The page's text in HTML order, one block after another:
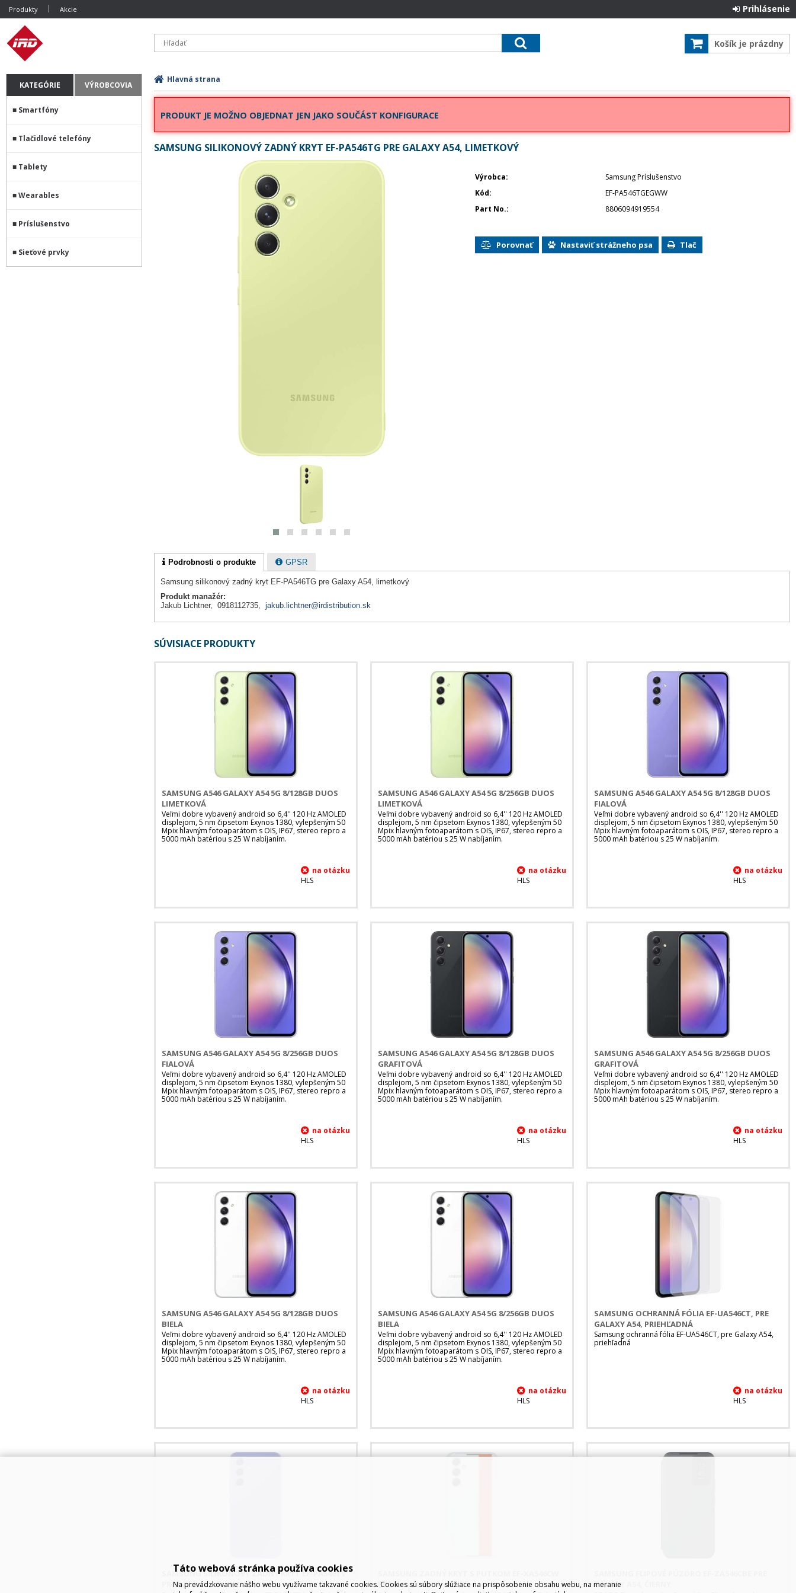
Produkty Akcie Prihlásenie
Košík je prázdny
KATEGÓRIE VÝROBCOVIA
Smartfóny
Tlačidlové telefóny
Tablety
Wearables
Príslušenstvo
Sieťové prvky
Hlavná strana
PRODUKT JE MOŽNO OBJEDNAT JEN JAKO SOUČÁST KONFIGURACE
SAMSUNG SILIKONOVÝ ZADNÝ KRYT EF-PA546TG PRE GALAXY A54, LIMETKOVÝ
Výrobca
Samsung Príslušenstvo
Kód
EF-PA546TGEGWW
Part No.
8806094919554
Porovnať Nastaviť strážneho psa Tlač
Podrobnosti o produkte GPSR
Samsung silikonový zadný kryt EF-PA546TG pre Galaxy A54, limetkový
Produkt manažér:
Jakub Lichtner, 0918112735, jakub.lichtner@irdistribution.sk
SÚVISIACE PRODUKTY
SAMSUNG A546 GALAXY A54 5G 8/128GB DUOS
LIMETKOVÁ
Veľmi dobre vybavený android so 6,4'' 120 Hz AMOLED
displejom, 5 nm čipsetom Exynos 1380, vylepšeným 50
Mpix hlavným fotoaparátom s OIS, IP67, stereo repro a
5000 mAh batériou s 25 W nabíjaním.
HLS
SAMSUNG A546 GALAXY A54 5G 8/256GB DUOS
LIMETKOVÁ
Veľmi dobre vybavený android so 6,4'' 120 Hz AMOLED
displejom, 5 nm čipsetom Exynos 1380, vylepšeným 50
Mpix hlavným fotoaparátom s OIS, IP67, stereo repro a
5000 mAh batériou s 25 W nabíjaním.
HLS
SAMSUNG A546 GALAXY A54 5G 8/128GB DUOS
FIALOVÁ
Veľmi dobre vybavený android so 6,4'' 120 Hz AMOLED
displejom, 5 nm čipsetom Exynos 1380, vylepšeným 50
Mpix hlavným fotoaparátom s OIS, IP67, stereo repro a
5000 mAh batériou s 25 W nabíjaním.
HLS
SAMSUNG A546 GALAXY A54 5G 8/256GB DUOS
FIALOVÁ
Veľmi dobre vybavený android so 6,4'' 120 Hz AMOLED
displejom, 5 nm čipsetom Exynos 1380, vylepšeným 50
Mpix hlavným fotoaparátom s OIS, IP67, stereo repro a
5000 mAh batériou s 25 W nabíjaním.
HLS
SAMSUNG A546 GALAXY A54 5G 8/128GB DUOS
GRAFITOVÁ
Veľmi dobre vybavený android so 6,4'' 120 Hz AMOLED
displejom, 5 nm čipsetom Exynos 1380, vylepšeným 50
Mpix hlavným fotoaparátom s OIS, IP67, stereo repro a
5000 mAh batériou s 25 W nabíjaním.
HLS
SAMSUNG A546 GALAXY A54 5G 8/256GB DUOS
GRAFITOVÁ
Veľmi dobre vybavený android so 6,4'' 120 Hz AMOLED
displejom, 5 nm čipsetom Exynos 1380, vylepšeným 50
Mpix hlavným fotoaparátom s OIS, IP67, stereo repro a
5000 mAh batériou s 25 W nabíjaním.
HLS
SAMSUNG A546 GALAXY A54 5G 8/128GB DUOS
BIELA
Veľmi dobre vybavený android so 6,4'' 120 Hz AMOLED
displejom, 5 nm čipsetom Exynos 1380, vylepšeným 50
Mpix hlavným fotoaparátom s OIS, IP67, stereo repro a
5000 mAh batériou s 25 W nabíjaním.
HLS
SAMSUNG A546 GALAXY A54 5G 8/256GB DUOS
BIELA
Veľmi dobre vybavený android so 6,4'' 120 Hz AMOLED
displejom, 5 nm čipsetom Exynos 1380, vylepšeným 50
Mpix hlavným fotoaparátom s OIS, IP67, stereo repro a
5000 mAh batériou s 25 W nabíjaním.
HLS
SAMSUNG OCHRANNÁ FÓLIA EF-UA546CT, PRE
GALAXY A54, PRIEHĽADNÁ
Samsung ochranná fólia EF-UA546CT, pre Galaxy A54,
priehľadná
HLS
SAMSUNG SILIKONOVÝ ZADNÝ KRYT EF-PA546TV
PRE GALAXY A54, BLUEBERRY
PRE GALAXY A54, BIELY
GALAXY A54, ČIERNY
Táto webová stránka používa cookies
Na prevádzkovanie nášho webu využívame takzvané cookies. Cookies sú súbory slúžiace na prispôsobenie obsahu webu, na meranie